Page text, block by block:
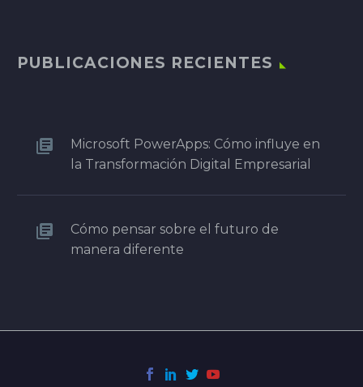
PUBLICACIONES RECIENTES
Microsoft PowerApps: Cómo influye en
la Transformación Digital Empresarial
Cómo pensar sobre el futuro de
manera diferente